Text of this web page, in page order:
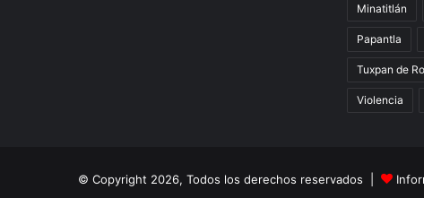
Minatitlán
Papantla
Tuxpan de
Violencia
© Copyright 2026, Todos los derechos reservados |